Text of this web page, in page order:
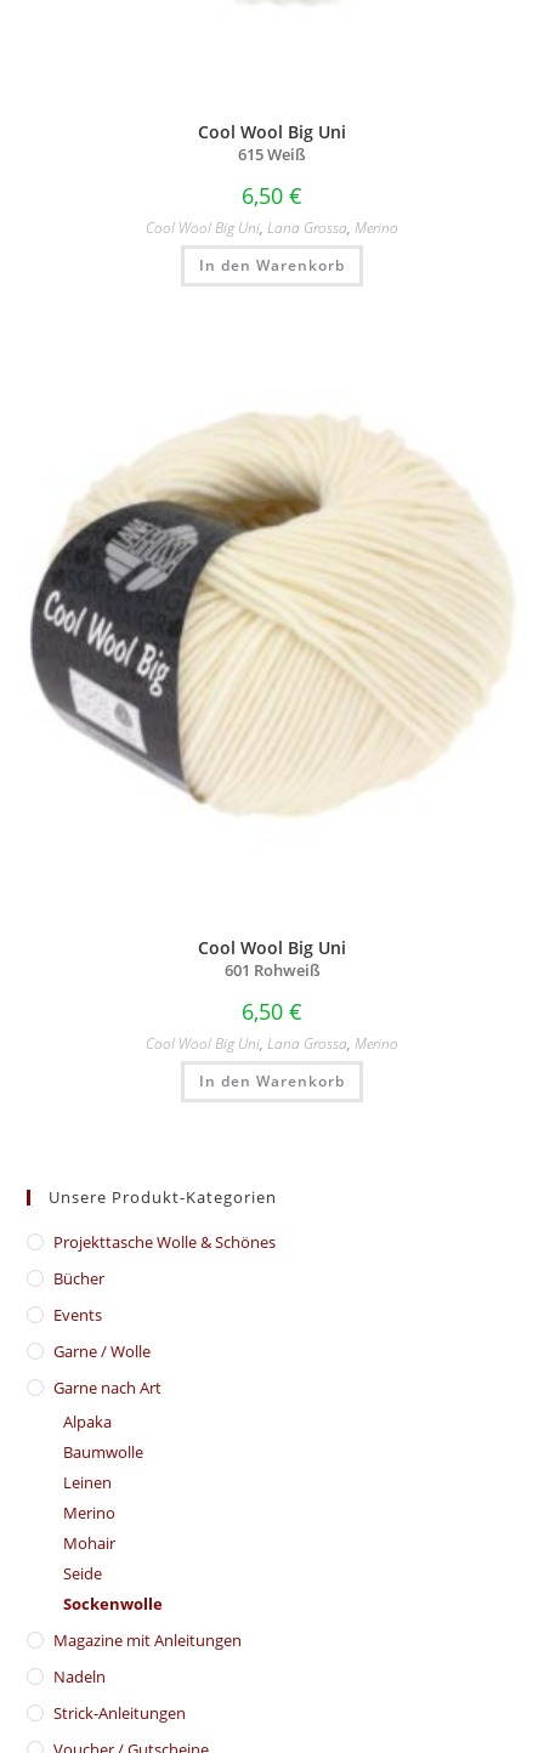
Cool Wool Big Uni
615 Weiß
6,50 €
Cool Wool Big Uni, Lana Grossa, Merino
In den Warenkorb
Cool Wool Big Uni
601 Rohweiß
6,50 €
Cool Wool Big Uni, Lana Grossa, Merino
In den Warenkorb
Unsere Produkt-Kategorien
​Projekttasche Wolle & Schönes
Bücher
Events
Garne / Wolle
Garne nach Art
Alpaka
Baumwolle
Leinen
Merino
Mohair
Seide
Sockenwolle
Magazine mit Anleitungen
Nadeln
Strick-Anleitungen